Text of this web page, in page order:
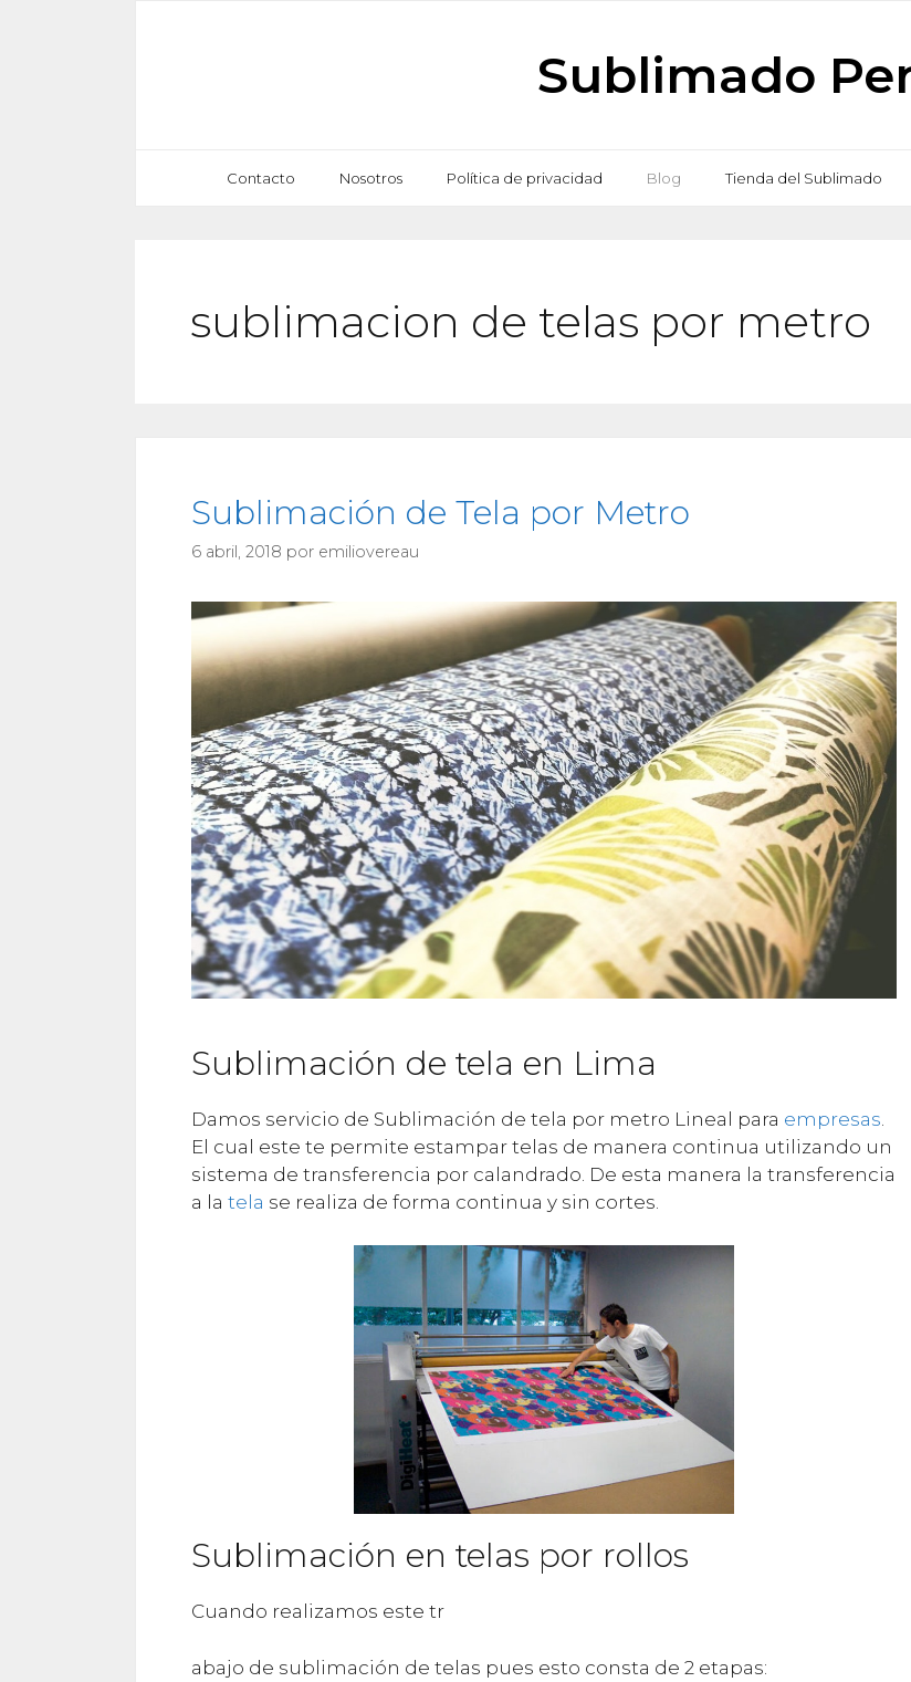
Sublimado
Contacto Nosotros Política de privacidad Blog Tienda del Sublimado
sublimacion de telas por metro
Sublimación de Tela por Metro
6 abril, 2018 por emiliovereau
Sublimación de tela en Lima
Damos servicio de Sublimación de tela por metro Lineal para empresas.
El cual este te permite estampar telas de manera continua utilizando un
sistema de transferencia por calandrado. De esta manera la transferencia
a la tela se realiza de forma continua y sin cortes.
Sublimación en telas por rollos
Cuando realizamos este tr
abajo de sublimación de telas pues esto consta de 2 etapas: